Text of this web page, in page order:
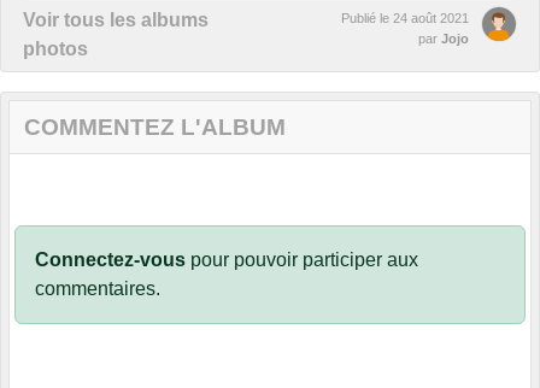
Voir tous les albums
photos
Publié le 24 août 2021
par Jojo
COMMENTEZ L'ALBUM
Connectez-vous pour pouvoir participer aux
commentaires.